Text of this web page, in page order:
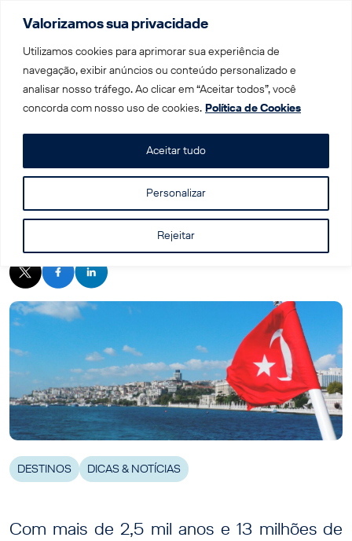
Valorizamos sua privacidade
Utilizamos cookies para aprimorar sua experiência de
navegação, exibir anúncios ou conteúdo personalizado e
analisar nosso tráfego. Ao clicar em “Aceitar todos”, você
concorda com nosso uso de cookies. Política de Cookies
Personalizar
Rejeitar
Aceitar tudo
Home | Blog | 9 coisas que NÃO se deve fazer em uma
9 coisas que NÃO se deve fazer em uma
viagem para Istambul
DESTINOS DICAS & NOTÍCIAS
Com mais de 2,5 mil anos e 13 milhões de